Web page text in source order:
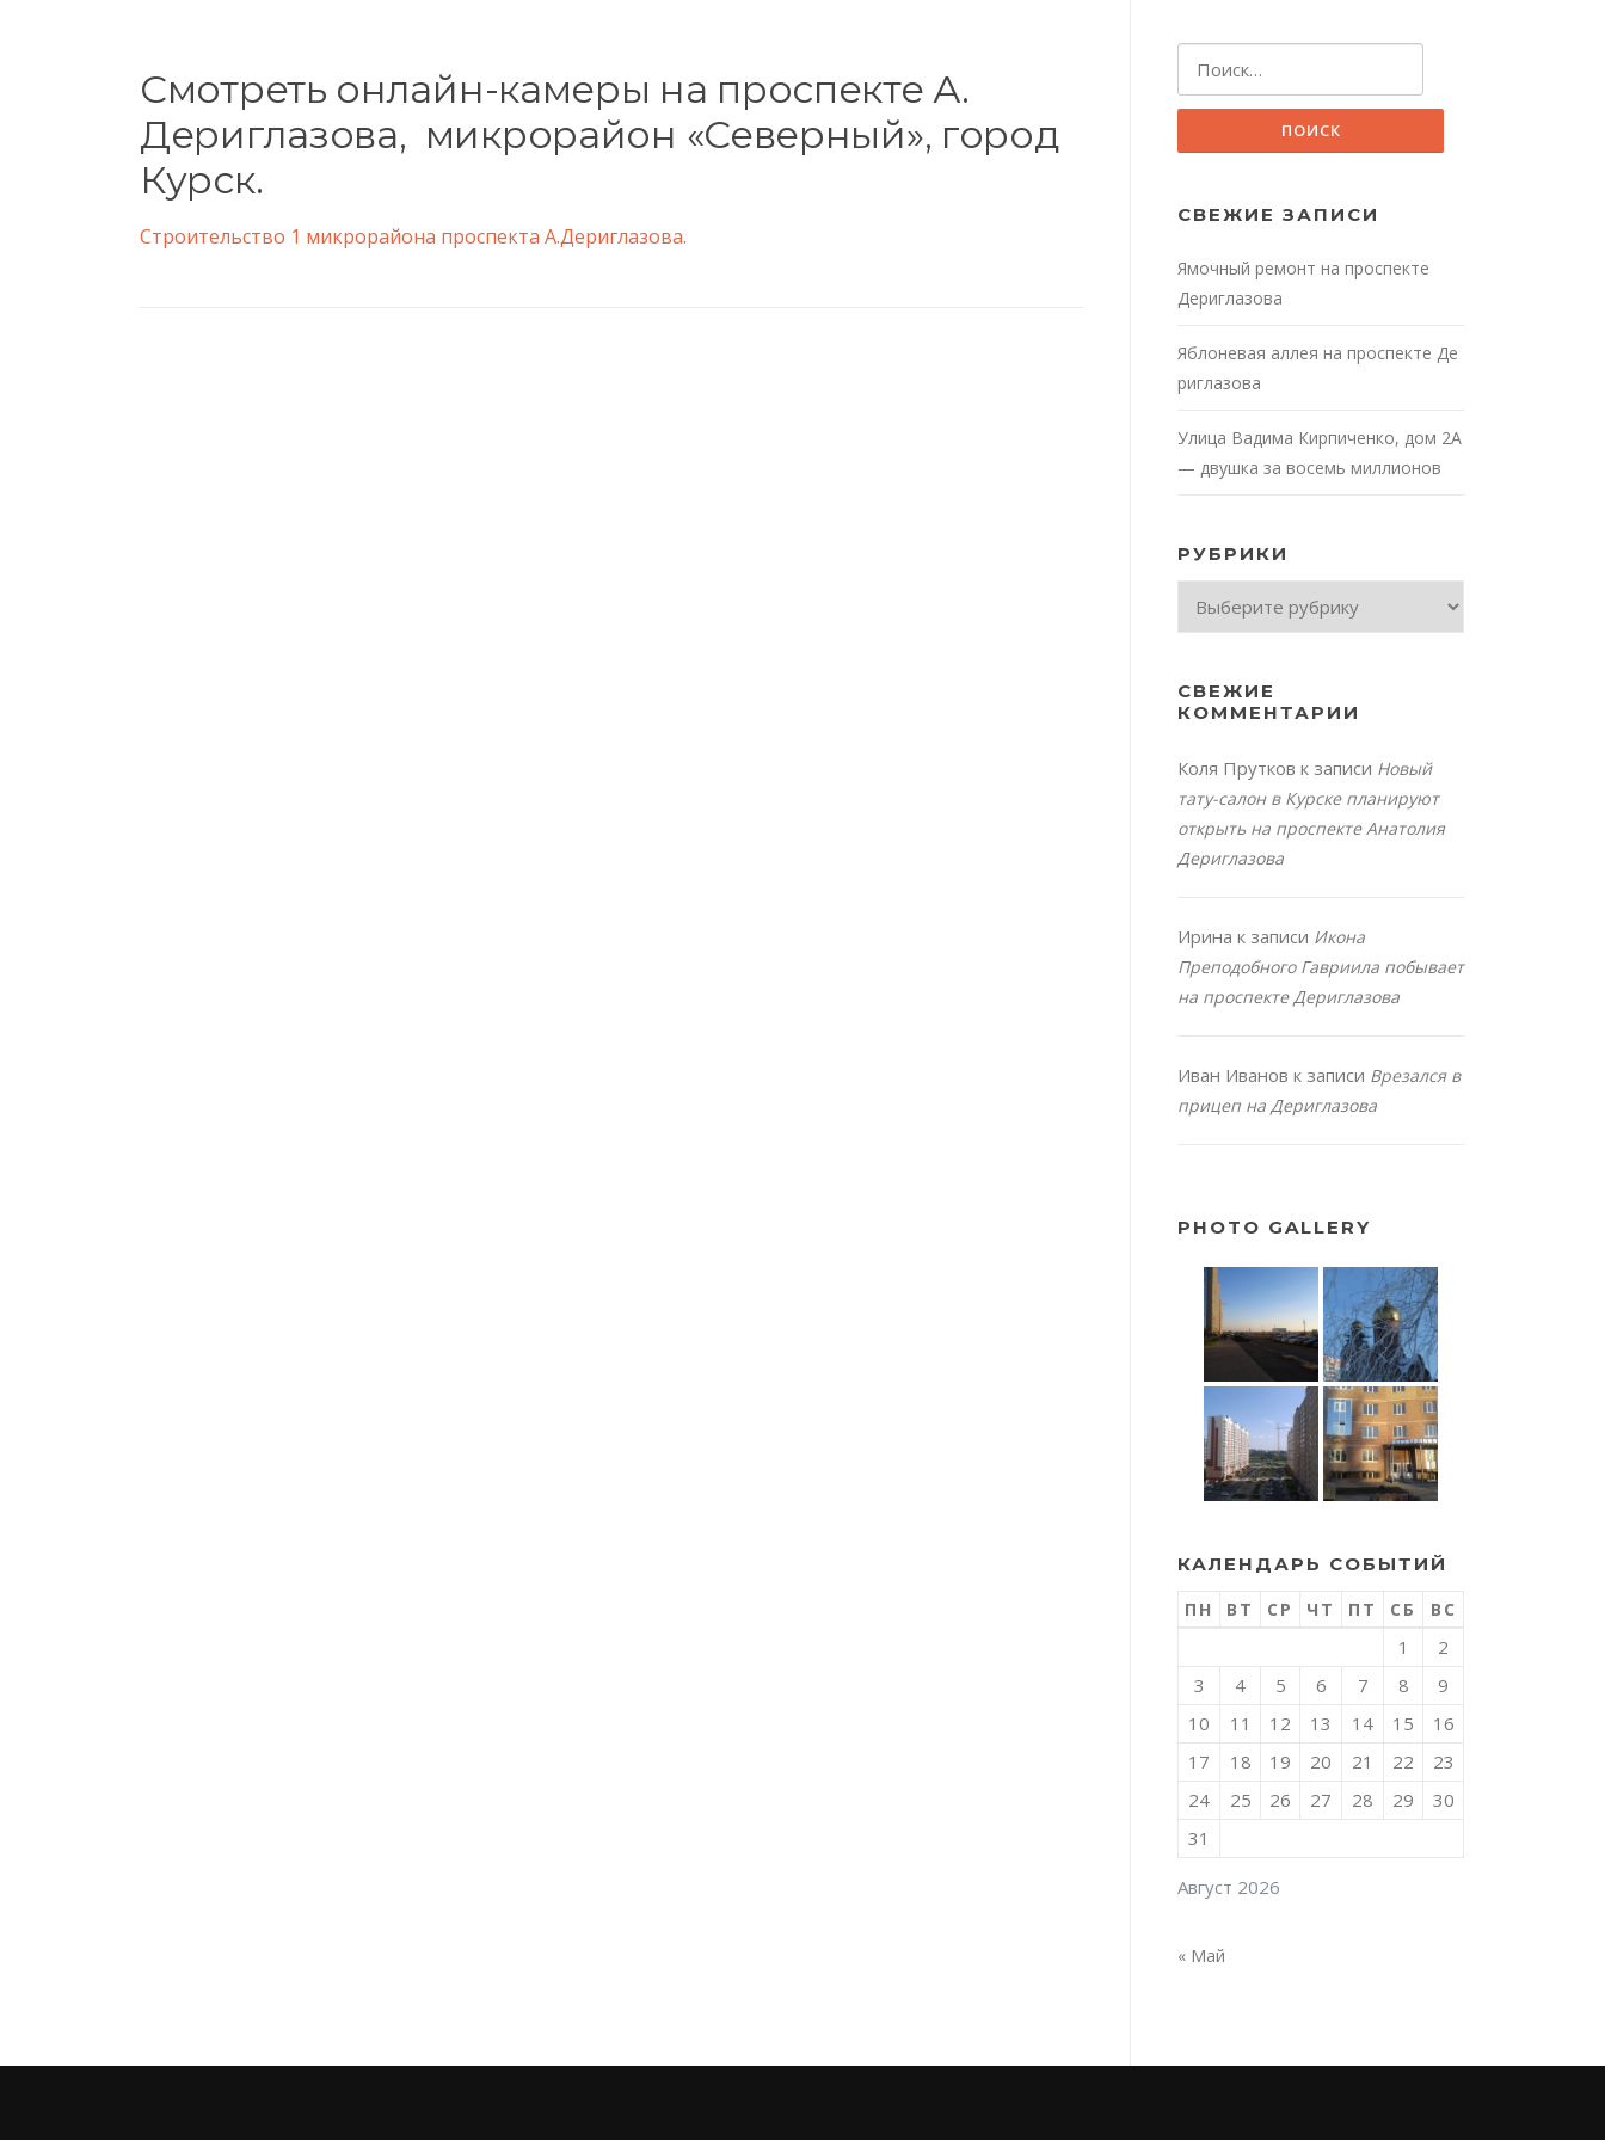
Смотреть онлайн-камеры на проспекте А.
Дериглазова, микрорайон «Северный», город
Курск.
Строительство 1 микрорайона проспекта А.Дериглазова.
СВЕЖИЕ ЗАПИСИ
Ямочный ремонт на проспекте
Дериглазова
Яблоневая аллея на проспекте Де
риглазова
Улица Вадима Кирпиченко, дом 2А
— двушка за восемь миллионов
РУБРИКИ
СВЕЖИЕ
КОММЕНТАРИИ
Коля Прутков к записи Новый
тату-салон в Курске планируют
открыть на проспекте Анатолия
Дериглазова
Ирина к записи Икона
Преподобного Гавриила побывает
на проспекте Дериглазова
Иван Иванов к записи Врезался в
прицеп на Дериглазова
PHOTO GALLERY
КАЛЕНДАРЬ СОБЫТИЙ
Август 2026
ПН ВТ СР ЧТ ПТ СБ ВС
1
2
3
4 5 6 7 8
9
10
11 12 13 14 15
16
17
18 19 20 21 22
23
24
25 26 27 28 29
30
31
« Май